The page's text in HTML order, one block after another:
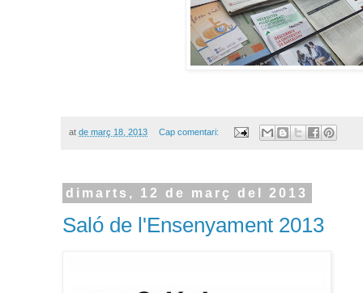
at de març 18, 2013 Cap comentari:
dimarts, 12 de març del 2013
Saló de l'Ensenyament 2013